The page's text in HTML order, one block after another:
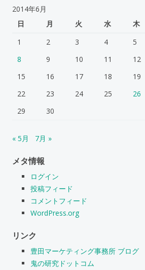
2014年6月
日
月 火 水 木
1
2 3 4 5
8
9 10 11 12
15
16 17 18 19
22
23 24 25 26
29
30
« 5月 7月 »
メタ情報
ログイン
投稿フィード
コメントフィード
WordPress.org
リンク
豊田マーケティング事務所 ブログ
鬼の研究ドットコム